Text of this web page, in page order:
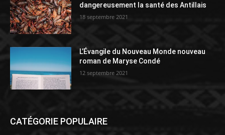
dangereusement la santé des Antillais
18 septembre 2021
L’Évangile du Nouveau Monde nouveau
roman de Maryse Condé
12 septembre 2021
CATÉGORIE POPULAIRE